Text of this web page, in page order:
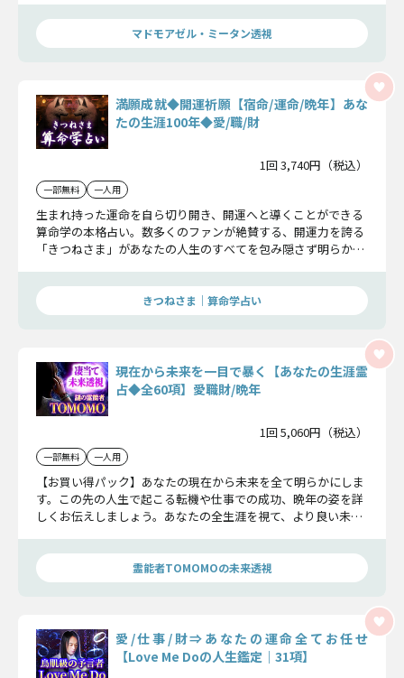
マドモアゼル・ミータン透視
満願成就◆開運祈願【宿命/運命/晩年】あな
たの生涯100年◆愛/職/財
1回 3,740円（税込）
一部無料 一人用
生まれ持った運命を自ら切り開き、開運へと導くことができる
算命学の本格占い。数多くのファンが絶賛する、開運力を誇る
「きつねさま」があなたの人生のすべてを包み隠さず明らかに
目でお確かめ下さい。
きつねさま｜算命学占い
現在から未来を一目で暴く【あなたの生涯霊
占◆全60項】愛職財/晩年
1回 5,060円（税込）
一部無料 一人用
【お買い得パック】あなたの現在から未来を全て明らかにしま
す。この先の人生で起こる転機や仕事での成功、晩年の姿を詳
しくお伝えしましょう。あなたの全生涯を視て、より良い未来
霊能者TOMOMOの未来透視
愛/仕事/財⇒あなたの運命全てお任せ
【Love Me Doの人生鑑定｜31項】